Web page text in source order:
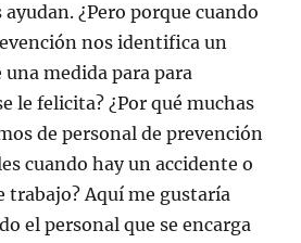
¿Pero porque cuando
nos identifica un
medida para para
le felicita? ¿Por qué muchas
de personal de prevención
cuando hay un accidente o
trabajo? Aquí me gustaría
el personal que se encarga